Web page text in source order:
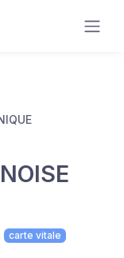
carte vitale